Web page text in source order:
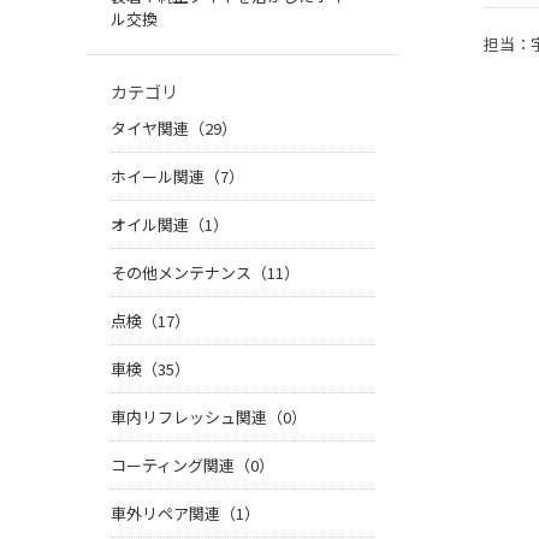
担当：
ル交換
カテゴリ
タイヤ関連（29）
ホイール関連（7）
オイル関連（1）
その他メンテナンス（11）
点検（17）
車検（35）
車内リフレッシュ関連（0）
コーティング関連（0）
車外リペア関連（1）